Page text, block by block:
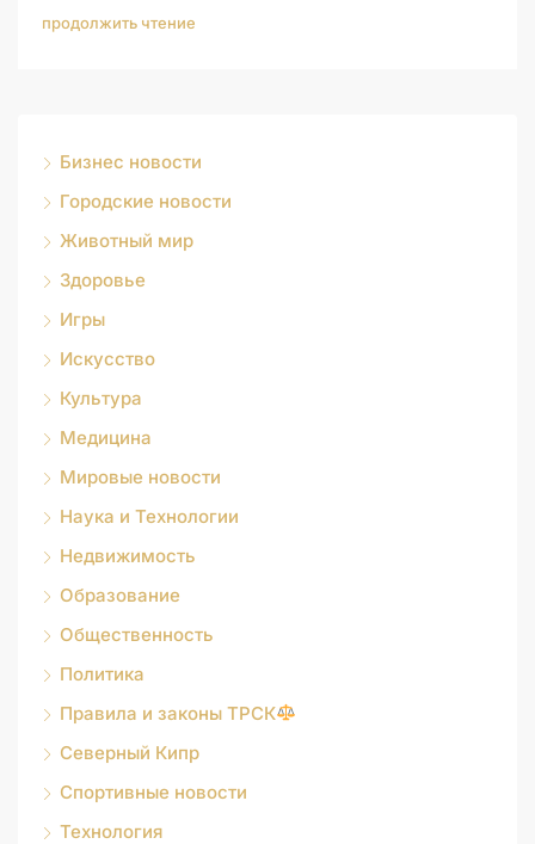
продолжить чтение
Бизнес новости
Городские новости
Животный мир
Здоровье
Игры
Искусство
Культура
Медицина
Мировые новости
Наука и Технологии
Недвижимость
Образование
Общественность
Политика
Правила и законы ТРСК
Северный Кипр
Спортивные новости
Технология